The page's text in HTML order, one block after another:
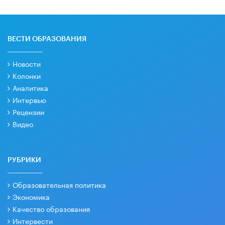
ВЕСТИ ОБРАЗОВАНИЯ
Новости
Колонки
Аналитика
Интервью
Рецензии
Видео
РУБРИКИ
Образовательная политика
Экономика
Качество образования
Интервести